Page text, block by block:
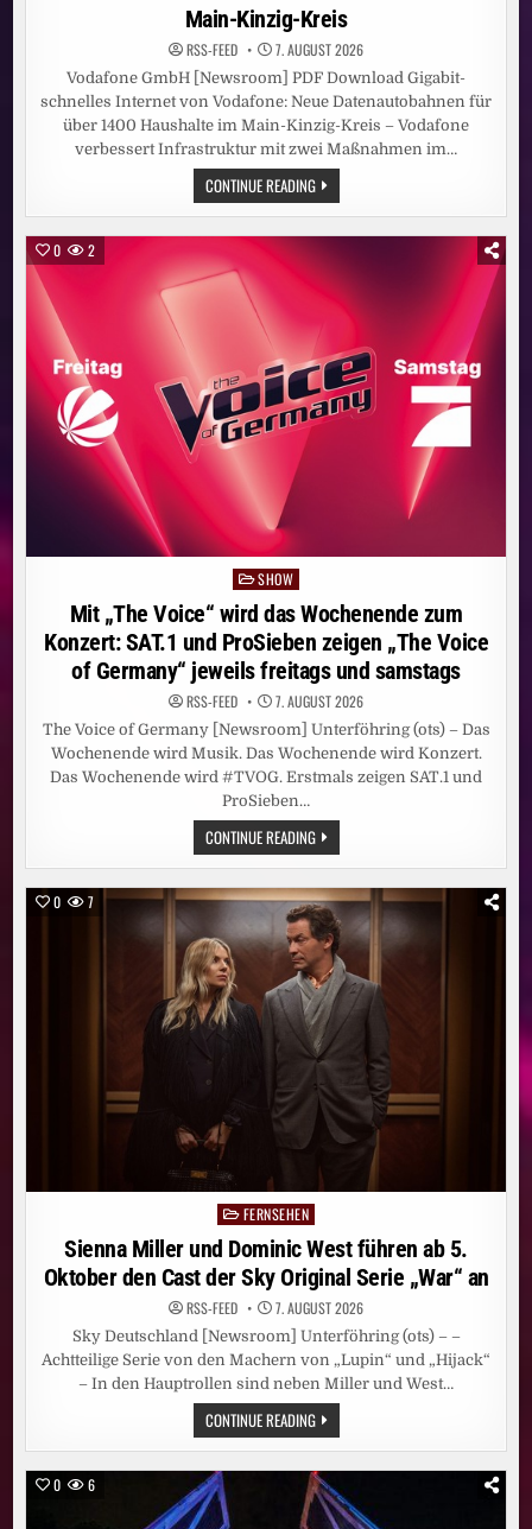
Main-Kinzig-Kreis
RSS-FEED 7. AUGUST 2026
Vodafone GmbH [Newsroom] PDF Download Gigabit-
schnelles Internet von Vodafone: Neue Datenautobahnen für
über 1400 Haushalte im Main-Kinzig-Kreis – Vodafone
verbessert Infrastruktur mit zwei Maßnahmen im…
CONTINUE READINGGIGABIT-
SCHNELLES
INTERNET
VON
VODAFONE:
NEUE
DATENAUTOBAHNEN
FÜR
ÜBER
1400
HAUSHALTE
IM
MAIN-
KINZIG-
KREIS
0 2
Posted
in
SHOW
Mit „The Voice“ wird das Wochenende zum
Konzert: SAT.1 und ProSieben zeigen „The Voice
of Germany“ jeweils freitags und samstags
RSS-FEED 7. AUGUST 2026
The Voice of Germany [Newsroom] Unterföhring (ots) – Das
Wochenende wird Musik. Das Wochenende wird Konzert.
Das Wochenende wird #TVOG. Erstmals zeigen SAT.1 und
ProSieben…
CONTINUE READINGMIT
„THE
VOICE“
DAS
WOCHENENDE
ZUM
KONZERT:
SAT.1
UND
PROSIEBEN
ZEIGEN
„THE
VOICE
OF
GERMANY“
JEWEILS
FREITAGS
UND
SAMSTAGS
0 7
Posted
in
FERNSEHEN
Sienna Miller und Dominic West führen ab 5.
Oktober den Cast der Sky Original Serie „War“ an
RSS-FEED 7. AUGUST 2026
Sky Deutschland [Newsroom] Unterföhring (ots) – –
Achtteilige Serie von den Machern von „Lupin“ und „Hijack“
– In den Hauptrollen sind neben Miller und West…
CONTINUE READINGSIENNA
MILLER
UND
DOMINIC
WEST
FÜHREN
AB
0 6